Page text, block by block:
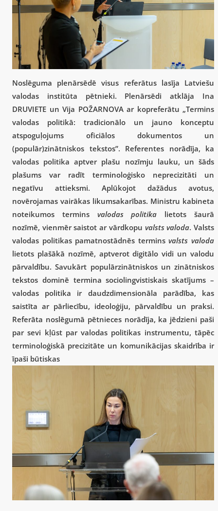
Noslēguma plenārsēdē visus referātus lasīja Latviešu
valodas institūta pētnieki. Plenārsēdi atklāja Ina
DRUVIETE un Vija POŽARNOVA ar kopreferātu „Termins
valodas politikā: tradicionālo un jauno konceptu
atspoguļojums oficiālos dokumentos un
(populār)zinātniskos tekstos”. Referentes norādīja, ka
valodas politika aptver plašu nozīmju lauku, un šāds
plašums var radīt terminoloģisko neprecizitāti un
negatīvu attieksmi. Aplūkojot dažādus avotus,
novērojamas vairākas likumsakarības. Ministru kabineta
noteikumos termins valodas politika lietots šaurā
nozīmē, vienmēr saistot ar vārdkopu valsts valoda. Valsts
valodas politikas pamatnostādnēs terminsvalsts valoda
lietots plašākā nozīmē, aptverot digitālo vidi un valodu
pārvaldību. Savukārt populārzinātniskos un zinātniskos
tekstos dominē termina sociolingvistiskais skatījums –
valodas politika ir daudzdimensionāla parādība, kas
saistīta ar pārliecību, ideoloģiju, pārvaldību un praksi.
Referāta noslēgumā pētnieces norādīja, ka jēdzieni paši
par sevi kļūst par valodas politikas instrumentu, tāpēc
terminoloģiskā precizitāte un komunikācijas skaidrība ir
īpaši būtiskas